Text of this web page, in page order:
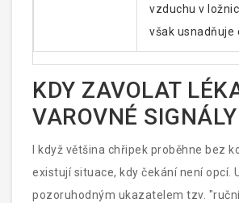
vzduchu v
však usnadňuje
KDY ZAVOLAT
VAROVNÉ SIGNÁLY
I když většina chřipek proběhne bez
existují situace, kdy čekání není opcí.
pozoruhodným ukazatelem tzv.